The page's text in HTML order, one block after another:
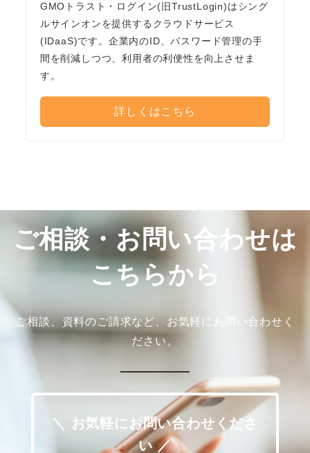
GMOトラスト・ログイン(旧TrustLogin)はシング
ルサインオンを提供するクラウドサービス
(IDaaS)です。企業内のID、パスワード管理の手
間を削減しつつ、利用者の利便性を向上させま
す。
詳しくはこちら
ご相談・お問い合わせは
こちらから
ご相談、資料のご請求など、お気軽にお問い合わせく
ださい。
＼ お気軽にお問い合わせくださ
い ／